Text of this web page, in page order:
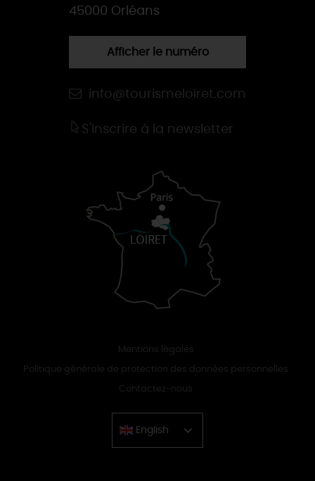
45000 Orléans
Afficher le numéro
info@tourismeloiret.com
S'inscrire à la newsletter
Mentions légales
Politique générale de protection des données personnelles
Contactez-nous
English
Chinese